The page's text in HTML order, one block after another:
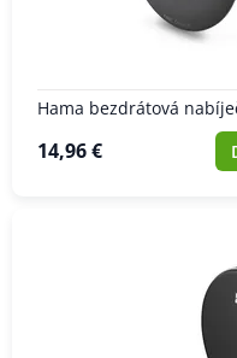
Hama bezdrátová
14,96 €